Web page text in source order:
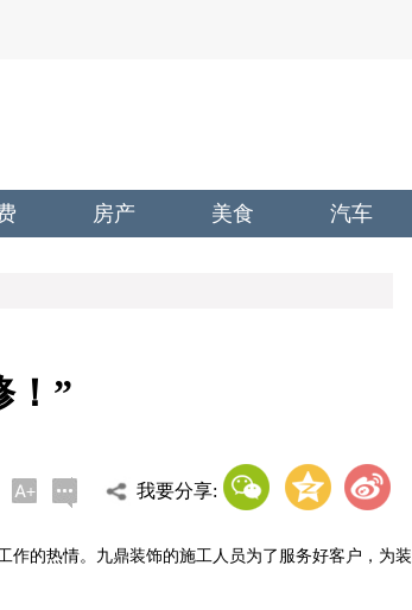
房产 美食 汽车
！”
我要分享:
作的热情。九鼎装饰的施工人员为了服务好客户，为装